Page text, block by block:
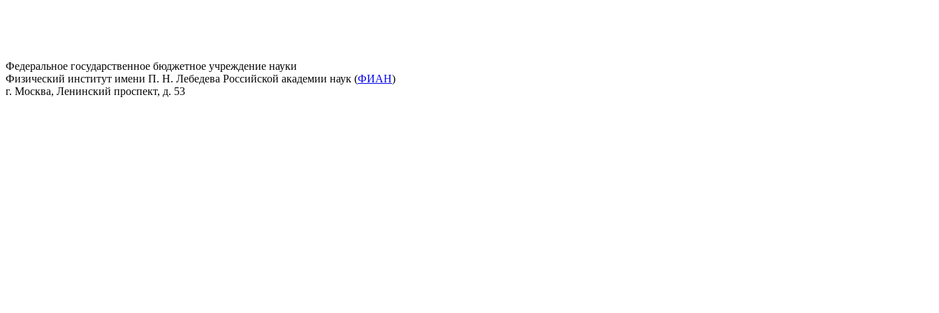
Федеральное государственное бюджетное учреждение науки
Физический институт имени П. Н. Лебедева Российской академии наук (ФИАН)
г. Москва, Ленинский проспект, д. 53